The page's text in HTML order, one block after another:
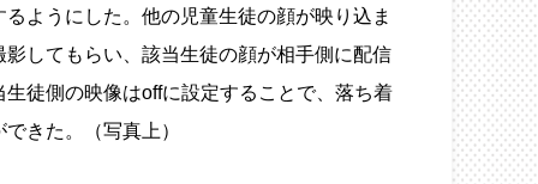
ようにした。他の児童生徒の顔が映り込ま
してもらい、該当生徒の顔が相手側に配信
徒側の映像はoffに設定することで、落ち着
きた。（写真上）